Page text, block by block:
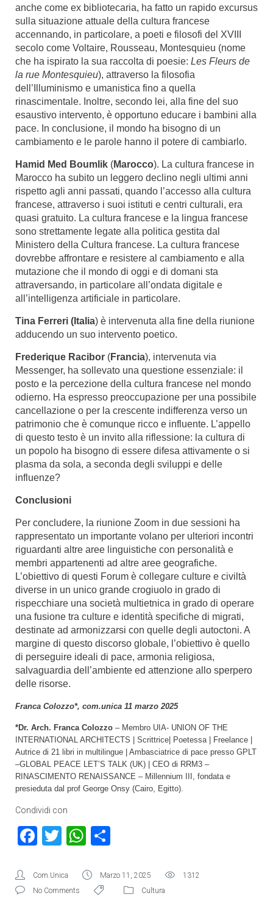
anche come ex bibliotecaria, ha fatto un rapido excursus
sulla situazione attuale della cultura francese
accennando, in particolare, a poeti e filosofi del XVIII
secolo come Voltaire, Rousseau, Montesquieu (nome
che ha ispirato la sua raccolta di poesie: Les Fleurs de
la rue Montesquieu), attraverso la filosofia
dell’Illuminismo e umanistica fino a quella
rinascimentale. Inoltre, secondo lei, alla fine del suo
esaustivo intervento, è opportuno educare i bambini alla
pace. In conclusione, il mondo ha bisogno di un
cambiamento e le parole hanno il potere di cambiarlo.
Hamid Med Boumlik (Marocco). La cultura francese in
Marocco ha subito un leggero declino negli ultimi anni
rispetto agli anni passati, quando l’accesso alla cultura
francese, attraverso i suoi istituti e centri culturali, era
quasi gratuito. La cultura francese e la lingua francese
sono strettamente legate alla politica gestita dal
Ministero della Cultura francese. La cultura francese
dovrebbe affrontare e resistere al cambiamento e alla
mutazione che il mondo di oggi e di domani sta
attraversando, in particolare all’ondata digitale e
all’intelligenza artificiale in particolare.
Tina Ferreri (Italia) è intervenuta alla fine della riunione
adducendo un suo intervento poetico.
Frederique Racibor (Francia), intervenuta via
Messenger, ha sollevato una questione essenziale: il
posto e la percezione della cultura francese nel mondo
odierno. Ha espresso preoccupazione per una possibile
cancellazione o per la crescente indifferenza verso un
patrimonio che è comunque ricco e influente. L’appello
di questo testo è un invito alla riflessione: la cultura di
un popolo ha bisogno di essere difesa attivamente o si
plasma da sola, a seconda degli sviluppi e delle
influenze?
Conclusioni
Per concludere, la riunione Zoom in due sessioni ha
rappresentato un importante volano per ulteriori incontri
riguardanti altre aree linguistiche con personalità e
membri appartenenti ad altre aree geografiche.
L’obiettivo di questi Forum è collegare culture e civiltà
diverse in un unico grande crogiuolo in grado di
rispecchiare una società multietnica in grado di operare
una fusione tra culture e identità specifiche di migrati,
destinate ad armonizzarsi con quelle degli autoctoni. A
margine di questo discorso globale, l’obiettivo è quello
di perseguire ideali di pace, armonia religiosa,
salvaguardia dell’ambiente ed attenzione allo sperpero
delle risorse.
Franca Colozzo*, com.unica 11 marzo 2025
*Dr. Arch. Franca Colozzo – Membro UIA- UNION OF THE
INTERNATIONAL ARCHITECTS | Scrittrice| Poetessa | Freelance |
Autrice di 21 libri in multilingue | Ambasciatrice di pace presso GPLT
–GLOBAL PEACE LET’S TALK (UK) | CEO di RRM3 –
RINASCIMENTO RENAISSANCE – Millennium III, fondata e
presieduta dal prof George Onsy (Cairo, Egitto).
Condividi con
Facebook
TwitterWhatsApp
Com.Unica Marzo 11, 2025
1312
No Comments
Cultura